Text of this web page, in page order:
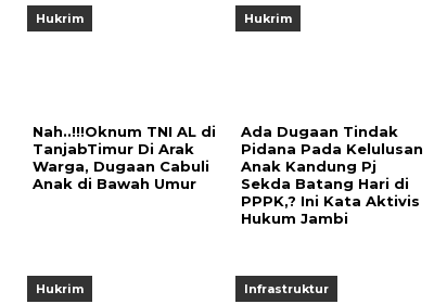
Hukrim
Nah..!!!Oknum TNI AL di
TanjabTimur Di Arak
Warga, Dugaan Cabuli
Anak di Bawah Umur
Hukrim
Ada Dugaan Tindak
Pidana Pada Kelulusan
Anak Kandung Pj
Sekda Batang Hari di
PPPK,? Ini Kata Aktivis
Hukum Jambi
Hukrim Infrastruktur